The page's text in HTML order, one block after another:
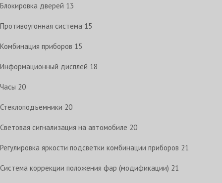
Блокировка дверей 13
Противоугонная система 15
Комбинация приборов 15
Информационный дисплей 18
Часы 20
Стеклоподъемники 20
Световая сигнализация на автомобиле 20
Регулировка яркости подсветки комбинации приборов 21
Система коррекции положения фар (модификации) 21